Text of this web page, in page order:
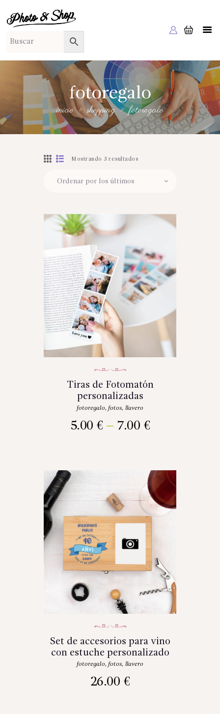
fotoregalo
inicio shopping fotoregalo
PHOTO & SHOP
Photo & Shop
INICIO
SOBRE NOSOTROS
SERVICIOS A EMPRESAS
NUESTRA EDITORIAL EM EDITA
TIENDA ONLINE
Mostrando 3 resultados
Tiras de Fotomatón
personalizadas
fotoregalo, fotos, llavero
5.00 € – 7.00 €
Set de accesorios para vino
con estuche personalizado
fotoregalo, fotos, llavero
26.00 €